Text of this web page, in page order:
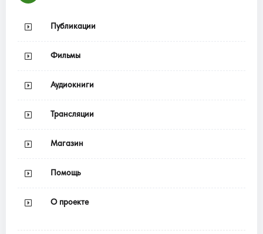
Публикации
Фильмы
Аудиокниги
Трансляции
Магазин
Помощь
О проекте